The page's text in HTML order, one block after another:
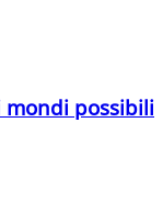
mondi possibili